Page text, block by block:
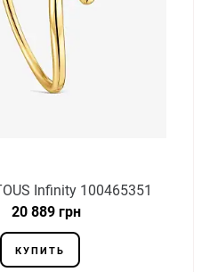
Infinity 100465351
20 889 грн
КУПИТЬ